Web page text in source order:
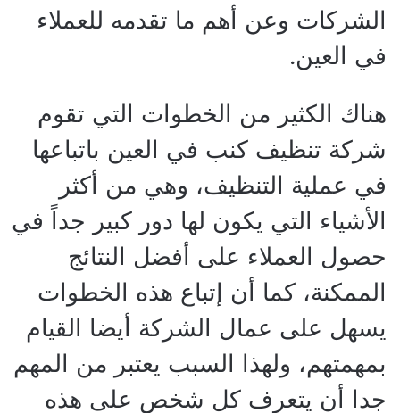
الشركات وعن أهم ما تقدمه للعملاء
في العين.
هناك الكثير من الخطوات التي تقوم
شركة تنظيف كنب في العين باتباعها
في عملية التنظيف، وهي من أكثر
الأشياء التي يكون لها دور كبير جداً في
حصول العملاء على أفضل النتائج
الممكنة، كما أن إتباع هذه الخطوات
يسهل على عمال الشركة أيضا القيام
بمهمتهم، ولهذا السبب يعتبر من المهم
جدا أن يتعرف كل شخص على هذه